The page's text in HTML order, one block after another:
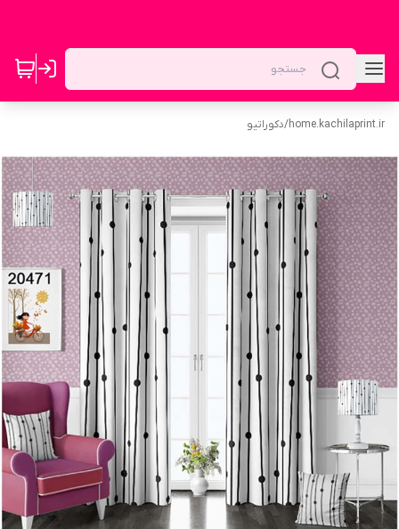
home.kachilaprint.ir
/دکوراتیو